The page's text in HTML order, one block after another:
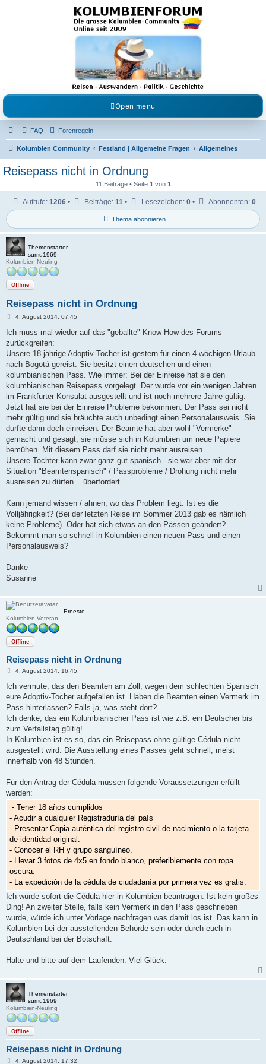
Kolumbienforum - Das
grosse Forum der
Freunde Kolumbiens
Reisen, Auswandern, Kultur, Politik, Geschichte und Visum in Kolumbien und Venezuela.
Austausch, Erfahrungen und Gemeinschaft im Kolumbienforum
Open menu
FAQ Forenregeln
Kolumbien Community Festland | Allgemeine Fragen Allgemeines
Reisepass nicht in Ordnung
11 Beiträge • Seite 1von 1
Thema abonnieren
Aufrufe: 1206• Beiträge: 11 • Lesezeichen: 0• Abonnenten: 0
Themenstarter
sumu1969
Kolumbien-Neuling
Offline
Reisepass nicht in Ordnung
B
i
r
a
4. August 2014, 07:45
Ich muss mal wieder auf das "geballte" Know-How des Forums
zurückgreifen:
Unsere 18-jährige Adoptiv-Tocher ist gestern für einen 4-wöchigen Urlaub
nach Bogotá gereist. Sie besitzt einen deutschen und einen
kolumbianischen Pass. Wie immer: Bei der Einreise hat sie den
kolumbianischen Reisepass vorgelegt. Der wurde vor ein wenigen Jahren
im Frankfurter Konsulat ausgestellt und ist noch mehrere Jahre gültig.
Jetzt hat sie bei der Einreise Probleme bekommen: Der Pass sei nicht
mehr gültig und sie bräuchte auch unbedingt einen Personalausweis. Sie
durfte dann doch einreisen. Der Beamte hat aber wohl "Vermerke"
gemacht und gesagt, sie müsse sich in Kolumbien um neue Papiere
bemühen. Mit diesem Pass darf sie nicht mehr ausreisen.
Unsere Tochter kann zwar ganz gut spanisch - sie war aber mit der
Situation "Beamtenspanisch" / Passprobleme / Drohung nicht mehr
ausreisen zu dürfen... überfordert.
Kann jemand wissen / ahnen, wo das Problem liegt. Ist es die
Volljährigkeit? (Bei der letzten Reise im Sommer 2013 gab es nämlich
keine Probleme). Oder hat sich etwas an den Pässen geändert?
Bekommt man so schnell in Kolumbien einen neuen Pass und einen
Personalausweis?
Danke
Susanne
Ernesto
Kolumbien-Veteran
Offline
Reisepass nicht in Ordnung
B
i
r
a
4. August 2014, 16:45
Ich vermute, das den Beamten am Zoll, wegen dem schlechten Spanisch
eure Adoptiv-Tocher aufgefallen ist. Haben die Beamten einen Vermerk im
Pass hinterlassen? Falls ja, was steht dort?
Ich denke, das ein Kolumbianischer Pass ist wie z.B. ein Deutscher bis
zum Verfallstag gültig!
In Kolumbien ist es so, das ein Reisepass ohne gültige Cédula nicht
ausgestellt wird. Die Ausstellung eines Passes geht schnell, meist
innerhalb von 48 Stunden.
Für den Antrag der Cédula müssen folgende Voraussetzungen erfüllt
werden:
- Tener 18 años cumplidos
- Acudir a cualquier Registraduría del país
- Presentar Copia auténtica del registro civil de nacimiento o la tarjeta
de identidad original.
- Conocer el RH y grupo sanguíneo.
- Llevar 3 fotos de 4x5 en fondo blanco, preferiblemente con ropa
oscura.
- La expedición de la cédula de ciudadanía por primera vez es gratis.
Ich würde sofort die Cédula hier in Kolumbien beantragen. Ist kein großes
Ding! An zweiter Stelle, falls kein Vermerk in den Pass geschrieben
wurde, würde ich unter Vorlage nachfragen was damit los ist. Das kann in
Kolumbien bei der ausstellenden Behörde sein oder durch euch in
Deutschland bei der Botschaft.
Halte und bitte auf dem Laufenden. Viel Glück.
Themenstarter
sumu1969
Kolumbien-Neuling
Offline
Reisepass nicht in Ordnung
B4. August 2014, 17:32